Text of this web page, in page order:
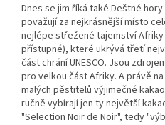
Dnes se jim říká také Deštné
považují za nejkrásnější místo
nejlépe střežené tajemství
přístupné), které ukrývá třetí
část chrání UNESCO. Jsou
pro velkou část Afriky. A právě
malých pěstitelů výjimečné
ručně vybírají jen ty největší
"Selection Noir de Noir", tedy